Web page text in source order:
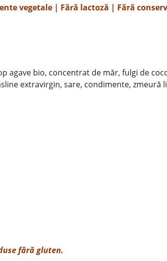
vegetale | Fără lactoză | Fără
agave bio, concentrat de măr, fulgi de
extravirgin, sare, condimente, zmeură
fără gluten.